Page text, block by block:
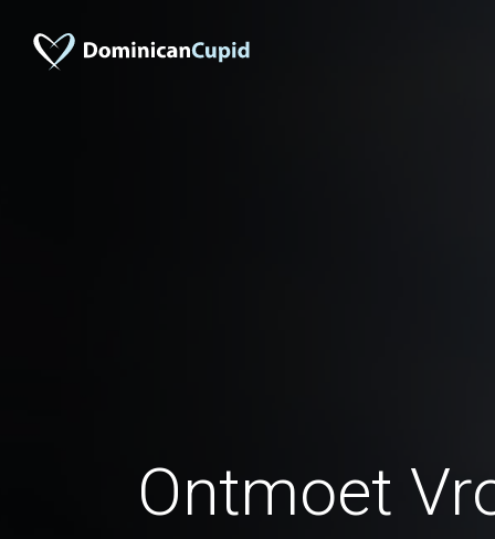
Ontmoet